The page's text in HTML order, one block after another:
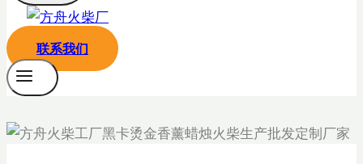
联系我们